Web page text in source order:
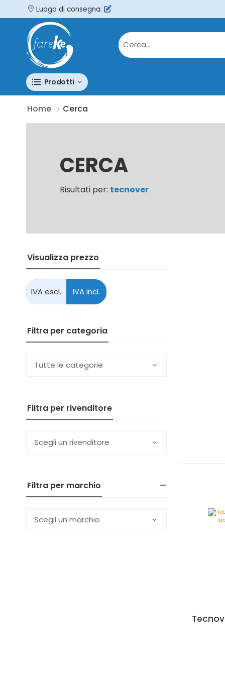
Luogo di consegna:
Prodotti
Home Cerca
CERCA
Risultati per: tecnover
Visualizza prezzo
Filtra per categoria
Filtra per rivenditore
Filtra per marchio